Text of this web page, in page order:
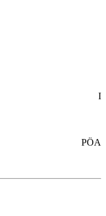
I
PÖA